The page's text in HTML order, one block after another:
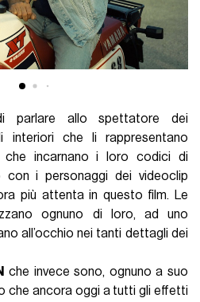
parlare allo spettatore dei
interiori che li rappresentano
che incarnano i loro codici di
con i personaggi dei videoclip
più attenta in questo film. Le
ognuno di loro, ad uno
all’occhio nei tanti dettagli dei
che invece sono, ognuno a suo
che ancora oggi a tutti gli effetti